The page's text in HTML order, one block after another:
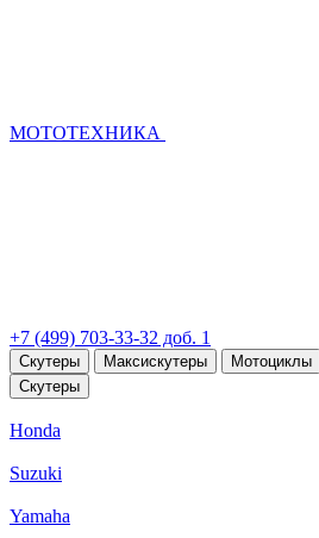
МОТОТЕХНИКА
+7 (499) 703-33-32 доб. 1
Скутеры Максискутеры Мотоциклы
Скутеры
Honda
Suzuki
Yamaha